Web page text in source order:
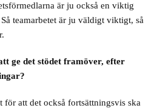
är ju också en viktig
teamarbetet är ju väldigt viktigt, så
ge det stödet framöver, efter
att det också fortsättningsvis ska